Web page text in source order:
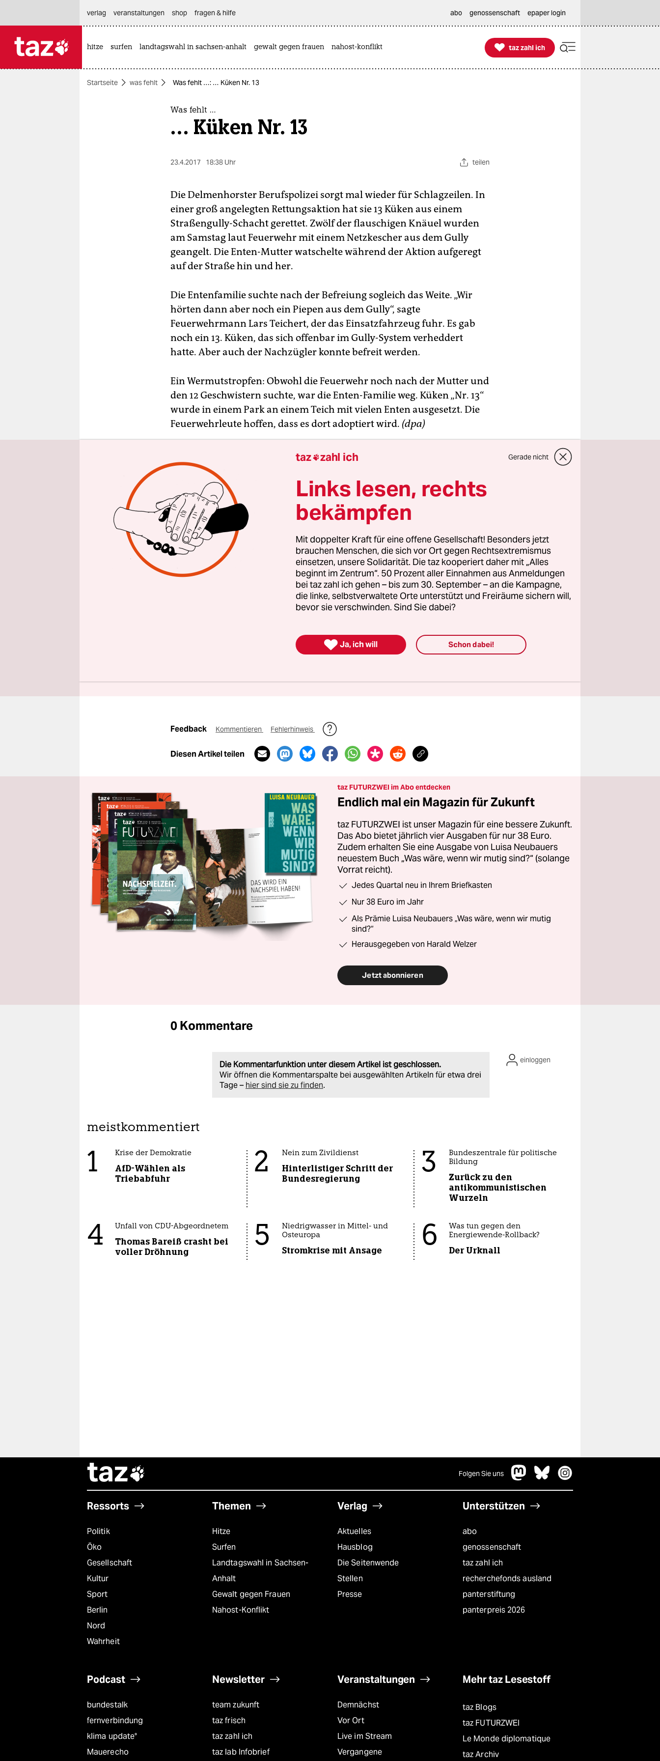
themen
epaper login
verlag
veranstaltungen shop fragen & hilfe abo genossenschaft epaper login
hitze surfen landtagswahl in sachsen-anhalt gewalt gegen frauen nahost-konflikt 
taz zahl ich
taz zahl ich
Startseite was fehlt Was fehlt …: … Küken Nr. 13
Was fehlt …
… Küken Nr. 13
23.4.2017 18:38 Uhr teilen
Die Delmenhorster Berufspolizei sorgt mal wieder für Schlagzeilen. In
einer groß angelegten Rettungsaktion hat sie 13 Küken aus einem
Straßengully-Schacht gerettet. Zwölf der flauschigen Knäuel wurden
am Samstag laut Feuerwehr mit einem Netzkescher aus dem Gully
geangelt. Die Enten-Mutter watschelte während der Aktion aufgeregt
auf der Straße hin und her.
Die Entenfamilie suchte nach der Befreiung sogleich das Weite. „Wir
hörten dann aber noch ein Piepen aus dem Gully“, sagte
Feuerwehrmann Lars Teichert, der das Einsatzfahrzeug fuhr. Es gab
noch ein 13. Küken, das sich offenbar im Gully-System verheddert
hatte. Aber auch der Nachzügler konnte befreit werden.
Ein Wermutstropfen: Obwohl die Feuerwehr noch nach der Mutter und
den 12 Geschwistern suchte, war die Enten-Familie weg. Küken „Nr. 13“
wurde in einem Park an einem Teich mit vielen Enten ausgesetzt. Die
Feuerwehrleute hoffen, dass es dort adoptiert wird. (dpa)
Die Engagierten stärken
Der drohende Erfolg der AfD bei den kommenden Landtagswahlen
zeigt, wie stark rechtsextreme Kräfte inzwischen geworden sind.
Gerade jetzt braucht es Zusammenhalt und Solidarität. Auch und vor
allem mit den Menschen, die sich vor Ort für eine starke
Zivilgesellschaft einsetzen. Die taz kooperiert deshalb mit "Alles
beginnt im Zentrum". Die Kampagne unterstützt bundesweit linke,
selbstverwaltete Orte und baut einen solidarischen Fonds für deren
Schutz und Erhalt auf. Eine offene Gesellschaft braucht guten, frei
zugänglichen Journalismus – und zivilgesellschaftliches Engagement.
Feedback Kommentieren Fehlerhinweis
Diesen Artikel teilen
taz FUTURZWEI im Abo entdecken
Endlich mal ein Magazin für Zukunft
taz FUTURZWEI ist unser Magazin für eine bessere Zukunft.
Das Abo bietet jährlich vier Ausgaben für nur 38 Euro.
Zudem erhalten Sie eine Ausgabe von Luisa Neubauers
neuestem Buch „Was wäre, wenn wir mutig sind?“ (solange
Vorrat reicht).
Jedes Quartal neu in Ihrem Briefkasten
Nur 38 Euro im Jahr
Als Prämie Luisa Neubauers „Was wäre, wenn wir mutig
sind?“
Herausgegeben von Harald Welzer
Jetzt abonnieren
0 Kommentare
Die Kommentarfunktion unter diesem Artikel ist geschlossen.
Wir öffnen die Kommentarspalte bei ausgewählten Artikeln für etwa drei
Tage – hier sind sie zu finden.
einloggen
meistkommentiert
1 Krise der Demokratie
AfD-Wählen als
Triebabfuhr
2 Nein zum Zivildienst
Hinterlistiger Schritt der
Bundesregierung
3
Bundeszentrale für politische
Bildung
Zurück zu den
antikommunistischen
Wurzeln
4 Unfall von CDU-Abgeordnetem
Thomas Bareiß crasht bei
voller Dröhnung
5
Niedrigwasser in Mittel- und
Osteuropa
Stromkrise mit Ansage 6
Was tun gegen den
Energiewende-Rollback?
Der Urknall
taz Folgen Sie uns
Ressorts
Politik
Öko
Gesellschaft
Kultur
Sport
Berlin
Nord
Wahrheit
Themen
Hitze
Surfen
Landtagswahl in Sachsen-
Anhalt
Gewalt gegen Frauen
Nahost-Konflikt
Verlag
Aktuelles
Hausblog
Die Seitenwende
Stellen
Presse
Unterstützen
abo
genossenschaft
taz zahl ich
recherchefonds ausland
panterstiftung
panterpreis 2026
Podcast
bundestalk
fernverbindung
klima update°
Mauerecho
Newsletter
team zukunft
taz frisch
taz zahl ich
taz lab Infobrief
Veranstaltungen
Demnächst
Vor Ort
Live im Stream
Vergangene
Mehr taz Lesestoff
taz Blogs
taz FUTURZWEI
Le Monde diplomatique
taz Archiv
taz zahl ich Gerade nicht
Links lesen, rechts
bekämpfen
Mit doppelter Kraft für eine offene Gesellschaft! Besonders jetzt
brauchen Menschen, die sich vor Ort gegen Rechtsextremismus
einsetzen, unsere Solidarität. Die taz kooperiert daher mit „Alles
beginnt im Zentrum“. 50 Prozent aller Einnahmen aus Anmeldungen
bei taz zahl ich gehen – bis zum 30. September – an die Kampagne,
die linke, selbstverwaltete Orte unterstützt und Freiräume sichern will,
bevor sie verschwinden. Sind Sie dabei?
 Ja, ich will Schon dabei!